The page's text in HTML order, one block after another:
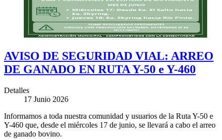
AVISO DE SEGURIDAD VIAL: ARREO
DE GANADO EN RUTA Y-50 e Y-460
Detalles
17 Junio 2026
Informamos a toda nuestra comunidad y usuarios de la Ruta Y-50 e
Y-460 que, desde el miércoles 17 de junio, se llevará a cabo el arreo
de ganado bovino.